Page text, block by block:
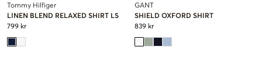
Tommy Hilfiger
LINEN BLEND RELAXED SHIRT LS
799 kr
GANT
SHIELD OXFORD SHIRT
839 kr